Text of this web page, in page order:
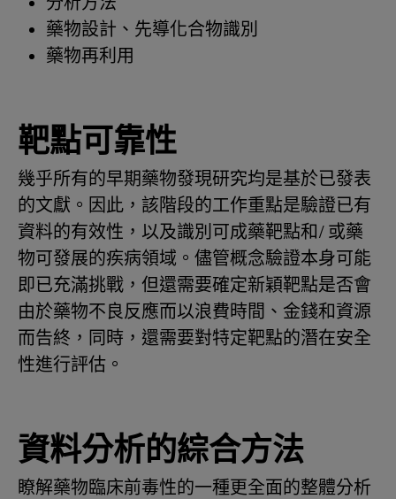
藥物設計、先導化合物識別
藥物再利用
靶點可靠性
幾乎所有的早期藥物發現研究均是基於已發表
的文獻。因此，該階段的工作重點是驗證已有
資料的有效性，以及識別可成藥靶點和/ 或藥
物可發展的疾病領域。儘管概念驗證本身可能
即已充滿挑戰，但還需要確定新穎靶點是否會
由於藥物不良反應而以浪費時間、金錢和資源
而告終，同時，還需要對特定靶點的潛在安全
性進行評估。
資料分析的綜合方法
瞭解藥物臨床前毒性的一種更全面的整體分析